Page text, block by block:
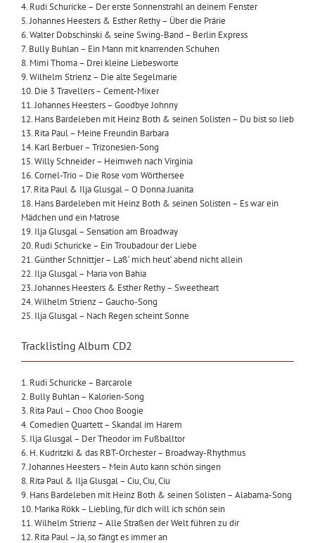
4. Rudi Schuricke – Der erste Sonnenstrahl an deinem Fenster
5. Johannes Heesters & Esther Rethy – Über die Prärie
6. Walter Dobschinski & seine Swing-Band – Berlin Express
7. Bully Buhlan – Ein Mann mit knarrenden Schuhen
8. Mimi Thoma – Drei kleine Liebesworte
9. Wilhelm Strienz – Die alte Segelmarie
10. Die 3 Travellers – Cement-Mixer
11. Johannes Heesters – Goodbye Johnny
12. Hans Bardeleben mit Heinz Both & seinen Solisten – Du bist so lieb
13. Rita Paul – Meine Freundin Barbara
14. Karl Berbuer – Trizonesien-Song
15. Willy Schneider – Heimweh nach Virginia
16. Cornel-Trio – Die Rose vom Wörthersee
17. Rita Paul & Ilja Glusgal – O Donna Juanita
18. Hans Bardeleben mit Heinz Both & seinen Solisten – Es war ein
Mädchen und ein Matrose
19. Ilja Glusgal – Sensation am Broadway
20. Rudi Schuricke – Ein Troubadour der Liebe
21. Günther Schnittjer – Laß‘ mich heut‘ abend nicht allein
22. Ilja Glusgal – Maria von Bahia
23. Johannes Heesters & Esther Rethy – Sweetheart
24. Wilhelm Strienz – Gaucho-Song
25. Ilja Glusgal – Nach Regen scheint Sonne
Tracklisting Album CD2
1. Rudi Schuricke – Barcarole
2. Bully Buhlan – Kalorien-Song
3. Rita Paul – Choo Choo Boogie
4. Comedien Quartett – Skandal im Harem
5. Ilja Glusgal – Der Theodor im Fußballtor
6. H. Kudritzki & das RBT-Orchester – Broadway-Rhythmus
7. Johannes Heesters – Mein Auto kann schön singen
8. Rita Paul & Ilja Glusgal – Ciu, Ciu, Ciu
9. Hans Bardeleben mit Heinz Both & seinen Solisten – Alabama-Song
10. Marika Rökk – Liebling, für dich will ich schön sein
11. Wilhelm Strienz – Alle Straßen der Welt führen zu dir
12. Rita Paul – Ja, so fängt es immer an